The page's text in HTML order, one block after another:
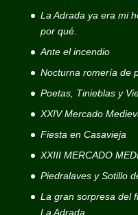
La Adrada ya era mi
por qué.
Ante el incendio
Nocturna romería de
Poetas, Tinieblas y
XXIV Mercado
Fiesta en Casavieja
XXIII MERCADO
Piedralaves y Sotillo
La gran sorpresa del
La Adrada